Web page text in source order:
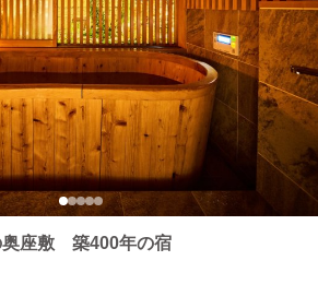
奥座敷 築400年の宿